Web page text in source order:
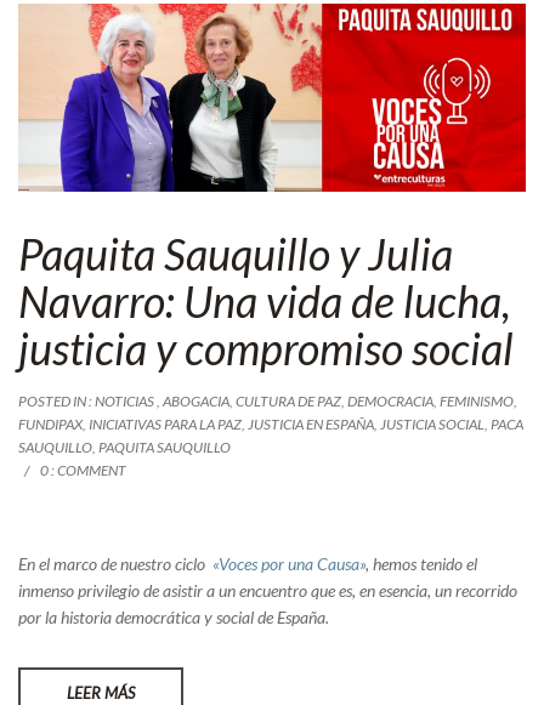
Paquita Sauquillo y Julia
Navarro: Una vida de lucha,
justicia y compromiso social
POSTED IN :NOTICIAS, ABOGACIA, CULTURA DE PAZ, DEMOCRACIA, FEMINISMO,
FUNDIPAX, INICIATIVAS PARA LA PAZ, JUSTICIA EN ESPAÑA, JUSTICIA SOCIAL, PACA
SAUQUILLO, PAQUITA SAUQUILLO
0 : COMMENT
En el marco de nuestro ciclo «Voces por una Causa», hemos tenido el
inmenso privilegio de asistir a un encuentro que es, en esencia, un recorrido
por la historia democrática y social de España.
LEER MÁS